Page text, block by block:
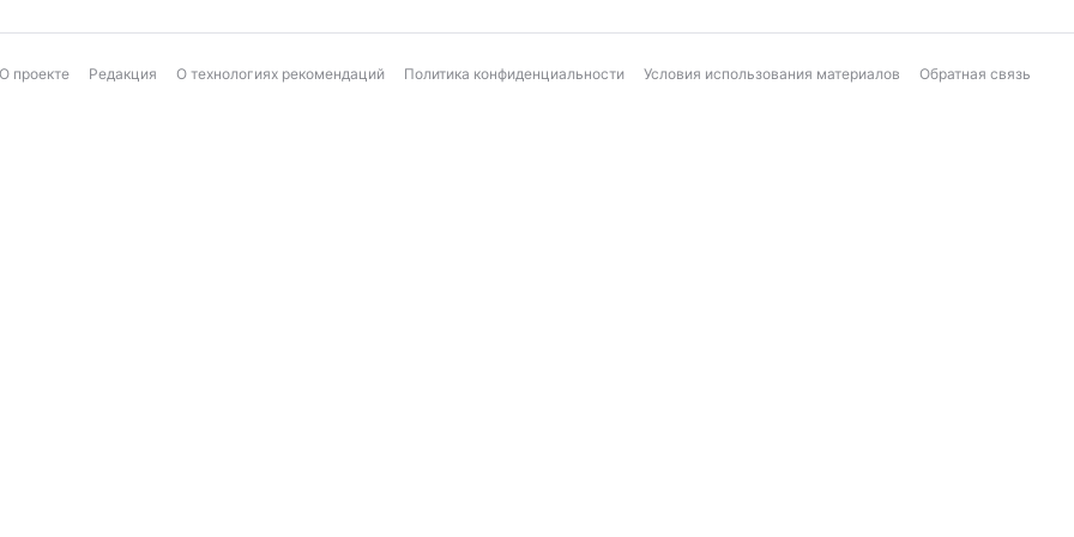
О проекте Редакция О технологиях рекомендаций Политика конфиденциальности Условия использования материалов Обратная связь